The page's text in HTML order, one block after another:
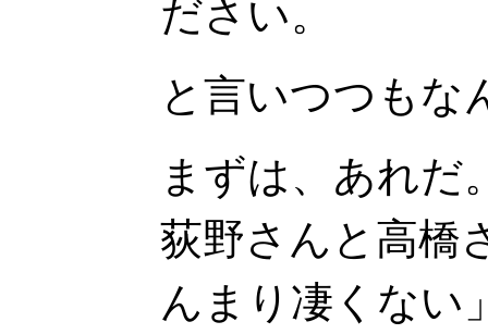
ださい。
と言いつつもな
まずは、あれだ
荻野さんと高橋
んまり凄くない